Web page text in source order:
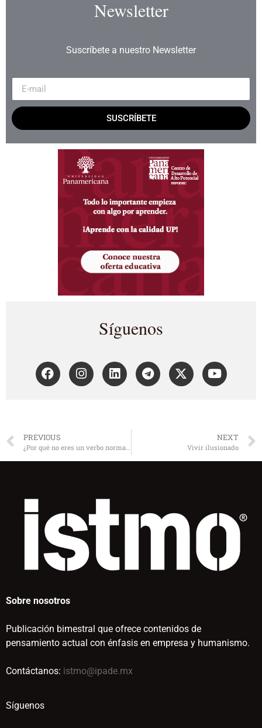
Newsletter
Suscríbete a nuestro Newsletter
SUSCRÍBETE
Síguenos
PREVIOUS NEXT
Vivir ilusionado
Sobre nosotros
Publicación bimestral que ofrece contenidos de
pensamiento actual con énfasis en empresa y humanismo.
Contáctanos: istmo@ipade.mx
Síguenos